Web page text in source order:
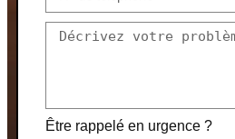
Être rappelé en urgence ?